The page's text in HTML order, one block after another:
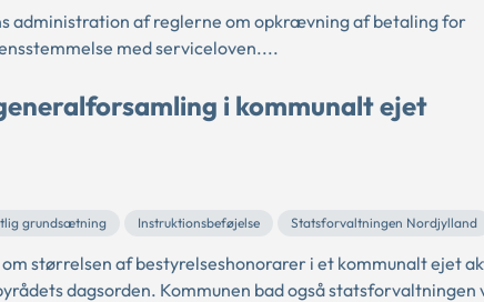
administration af reglerne om opkrævning af betaling for
med serviceloven....
i kommunalt ejet
grundsætning Instruktionsbeføjelse Statsforvaltningen Nordjylland
størrelsen af bestyrelseshonorarer i et kommunalt ejet
dagsorden. Kommunen bad også statsforvaltningen